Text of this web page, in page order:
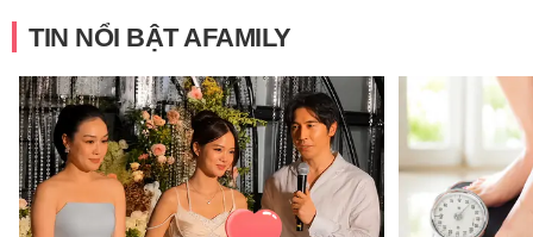
TIN NỔI BẬT AFAMILY